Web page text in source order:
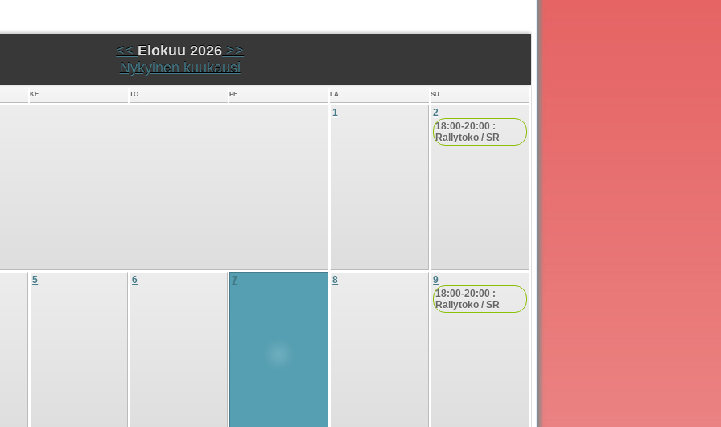
<< Elokuu 2026 >>
Nykyinen kuukausi
KE TO PE LA SU
1
2
18:00-20:00 :
Rallytoko / SR
5 6 7 8
9
18:00-20:00 :
Rallytoko / SR